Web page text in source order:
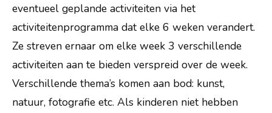
eventueel geplande activiteiten via het
activiteitenprogramma dat elke 6 weken verandert.
Ze streven ernaar om elke week 3 verschillende
activiteiten aan te bieden verspreid over de week.
Verschillende thema’s komen aan bod: kunst,
natuur, fotografie etc. Als kinderen niet hebben